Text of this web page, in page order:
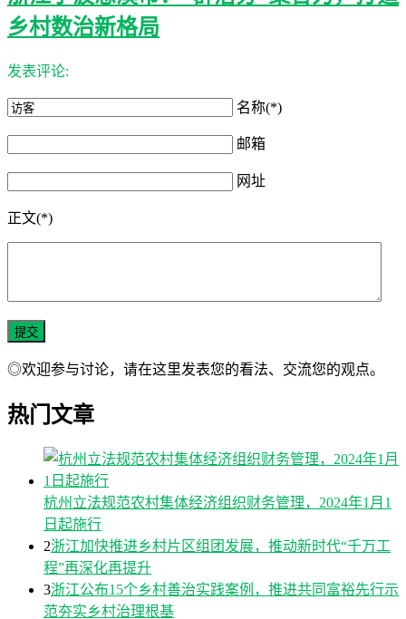
乡村数治新格局
发表评论:
名称(*)
邮箱
网址
正文(*)
◎欢迎参与讨论，请在这里发表您的看法、交流您的观点。
热门文章
杭州立法规范农村集体经济组织财务管理，2024年1月1
日起施行
2浙江加快推进乡村片区组团发展，推动新时代“千万工
程”再深化再提升
3浙江公布15个乡村善治实践案例，推进共同富裕先行示
范夯实乡村治理根基